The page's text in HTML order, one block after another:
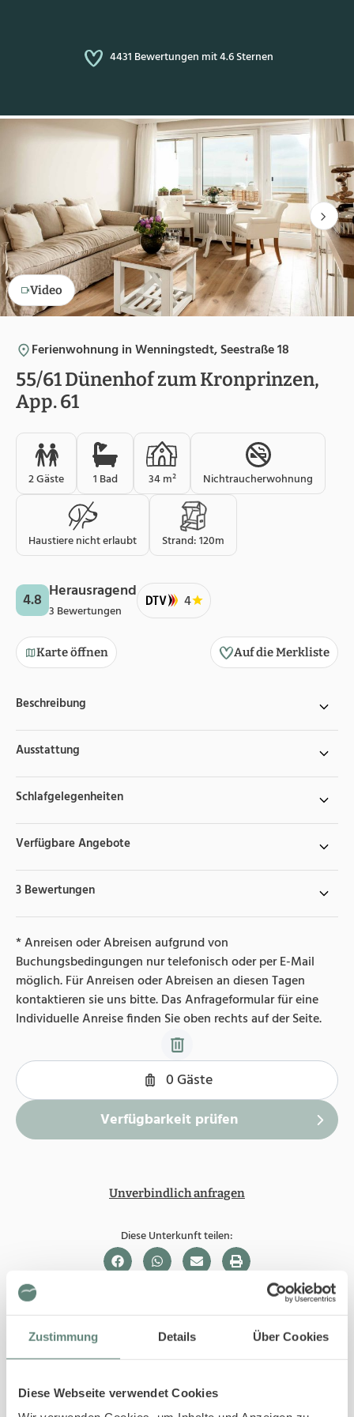
Zustimmung Details Über Cookies
Diese Webseite verwendet Cookies
4431 Bewertungen mit 4.6 Sternen
Video
Ferienwohnung in Wenningstedt, Seestraße 18
55/61 Dünenhof zum Kronprinzen,
App. 61
2 Gäste 1 Bad 34 m² Nichtraucherwohnung
Haustiere nicht erlaubt Strand: 120m
4.8 Herausragend
3 Bewertungen 4
Karte öffnen Auf die Merkliste
Beschreibung
Ausstattung
Schlafgelegenheiten
Verfügbare Angebote
3 Bewertungen
Unverbindlich anfragen
Diese Unterkunft teilen:
In Ihrer Buchung inbegriffen
Bis 29 Tage vor Ihrem Anreisedatum ist die
Sofortige Buchungsbestätigung
An- und Abreise kontaktlos möglich